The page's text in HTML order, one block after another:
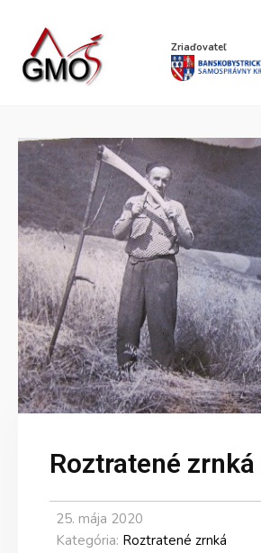
Zriaďovateľ
Roztratené
25. mája 2020
Kategória: Roztratené zrnká